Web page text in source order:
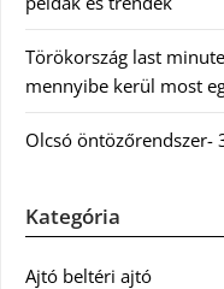
Törökország last
mennyibe kerül most
Olcsó öntözőrendszer-
Kategória
Ajtó beltéri ajtó